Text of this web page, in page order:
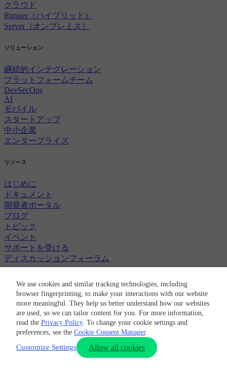
We use cookies and similar tracking technologies, including
browser fingerprinting, to make your interactions with our website
more meaningful. They help us better understand how our websites
are used, so we can tailor content for you. For more information,
read the Privacy Policy. To change your cookie settings and
preferences, see the Cookie Consent Manager.
Customize Settings Allow all cookies
クラウド
Runner（ハイブリッド）
Server（オンプレミス）
ソリューション
継続的インテグレーション
プラットフォームチーム
DevSecOps
AI
モバイル
スタートアップ
中小企業
エンタープライズ
リソース
はじめに
ドキュメント
開発者ポータル
ブログ
トピック
イベント
サポートを受ける
ディスカッションフォーラム
無料でビルド
料金プラン
クレジットの使用
料金計算機
サポートプラン
スタートアッププログラム